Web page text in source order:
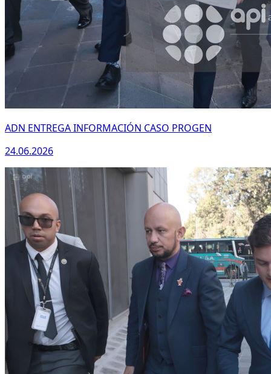
ADN ENTREGA INFORMACIÓN CASO PROGEN
24.06.2026